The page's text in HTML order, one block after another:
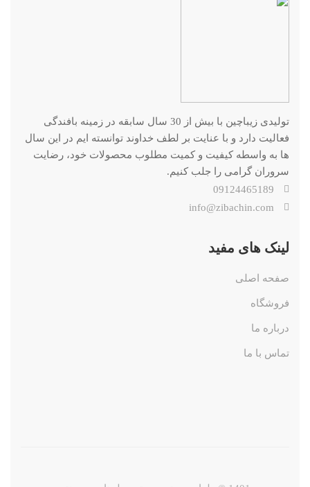
تولیدی زیباچین با بیش از 30 سال سابقه در زمینه بافندگی
فعالیت دارد و با عنایت بر لطف خداوند توانسته ایم در این سال
ها به واسطه کیفیت و کمیت مطلوب محصولات خود، رضایت
سروران گرامی را جلب کنیم.
09124465189
info@zibachin.com
لینک های مفید
صفحه اصلی
فروشگاه
درباره ما
تماس با ما